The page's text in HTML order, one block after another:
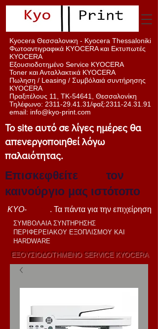
ΕΞΟΥΣΙΟΔΟΤΗΜΕΝΟ SERVICE KYOCERA
Kyocera Θεσσαλονικη - Kyocera Thessaloniki
Φωτοαντιγραφικά KYOCERA και Εκτυπωτές
KYOCERA
Εξουσιοδοτημένο Service KYOCERA
Toner και Ανταλλακτικά KYOCERA
Πωληση / Leasing / Συμβόλαιά συντήρησης
KYOCERA
Πραξιτέλους 11, ΤΚ-54641, Θεσσαλονίκη
Τηλέφωνο: 2311-29.41.31/φαξ:2311-24.31.91
email: info@kyo-print.com
KYO- . Τα πάντα για την επιχείρηση
ΣΥΜΒΟΛΑΙΑ ΣΥΝΤΗΡΗΣΗΣ
ΠΕΡΙΦΕΡΕΙΑΚΟΥ ΕΞΟΠΛΙΣΜΟΥ ΚΑΙ
HARDWARE
Το site αυτό σε λίγες ημέρες θα
απενεργοποιηθεί λόγω
παλαιότητας.
Επισκεφθείτε
τον
καινούργιο μας ιστότοπο
ΠΩΛΗΣΗ KAI